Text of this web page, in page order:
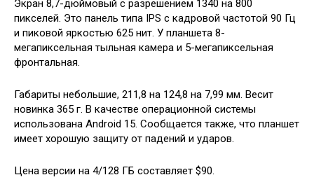
Экран 8,7-дюймовый с разрешением 1340 на 800
пикселей. Это панель типа IPS с кадровой частотой 90 Гц
и пиковой яркостью 625 нит. У планшета 8-
мегапиксельная тыльная камера и 5-мегапиксельная
фронтальная.
Габариты небольшие, 211,8 на 124,8 на 7,99 мм. Весит
новинка 365 г. В качестве операционной системы
использована Android 15. Сообщается также, что планшет
имеет хорошую защиту от падений и ударов.
Цена версии на 4/128 ГБ составляет $90.